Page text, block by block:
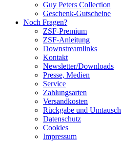
Guy Peters Collection
Geschenk-Gutscheine
Noch Fragen?
ZSF-Premium
ZSF-Anleitung
Downstreamlinks
Kontakt
Newsletter/Downloads
Presse, Medien
Service
Zahlungsarten
Versandkosten
Rückgabe und Umtausch
Datenschutz
Cookies
Impressum